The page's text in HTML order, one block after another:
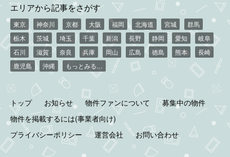
エリアから記事をさがす
東京 神奈川 京都 大阪 福岡 北海道 宮城
群馬
栃木
茨城 埼玉 千葉 新潟 長野 静岡 愛知
岐阜
石川
滋賀 奈良 兵庫 岡山 広島 徳島 熊本
長崎
鹿児島
沖縄 もっとみる…
トップ お知らせ 物件ファンについて
募集中の物件
物件を掲載するには(事業者向け)
プライバシーポリシー
運営会社 お問い合わせ